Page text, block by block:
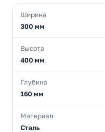
Ширина
300 мм
Высота
400 мм
Глубина
160 мм
Материал
Сталь